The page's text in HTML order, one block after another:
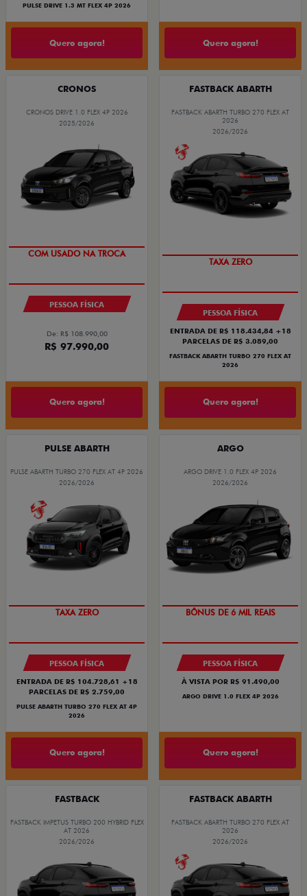
PULSE DRIVE 1.3 MT FLEX 4P 2026
Quero agora! Quero agora!
CRONOS
CRONOS DRIVE 1.0 FLEX 4P 2026
2025/2026
SUPER DESCONTO
PESSOA FÍSICA
De: R$ 108.990,00
R$ 97.990,00
Quero agora!
FASTBACK ABARTH
FASTBACK ABARTH TURBO 270 FLEX AT
2026
2026/2026
SAIA DE FIAT 0KM
PESSOA FÍSICA
ENTRADA DE R$ 118.434,84 +18
PARCELAS DE R$ 3.089,00
FASTBACK ABARTH TURBO 270 FLEX AT
2026
Quero agora!
PULSE ABARTH
PULSE ABARTH TURBO 270 FLEX AT 4P 2026
2026/2026
SAIA DE FIAT 0KM
PESSOA FÍSICA
ENTRADA DE R$ 104.728,61 +18
PARCELAS DE R$ 2.759,00
PULSE ABARTH TURBO 270 FLEX AT 4P
2026
Quero agora!
ARGO
ARGO DRIVE 1.0 FLEX 4P 2026
2026/2026
TAXA ZERO
PESSOA FÍSICA
À VISTA POR R$ 91.490,00
ARGO DRIVE 1.0 FLEX 4P 2026
Quero agora!
FASTBACK
FASTBACK IMPETUS TURBO 200 HYBRID FLEX
AT 2026
2026/2026
FASTBACK ABARTH
FASTBACK ABARTH TURBO 270 FLEX AT
2026
2026/2026